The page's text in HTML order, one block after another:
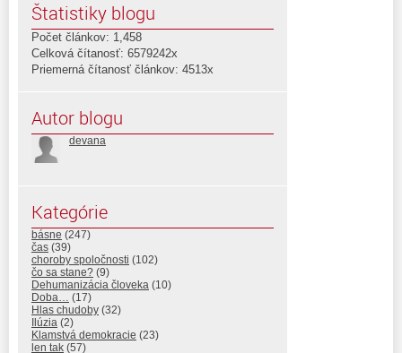
Štatistiky blogu
Počet článkov: 1,458
Celková čítanosť: 6579242x
Priemerná čítanosť článkov: 4513x
Autor blogu
devana
Kategórie
básne (247)
čas (39)
choroby spoločnosti (102)
čo sa stane? (9)
Dehumanizácia človeka (10)
Doba… (17)
Hlas chudoby (32)
Ilúzia (2)
Klamstvá demokracie (23)
len tak (57)